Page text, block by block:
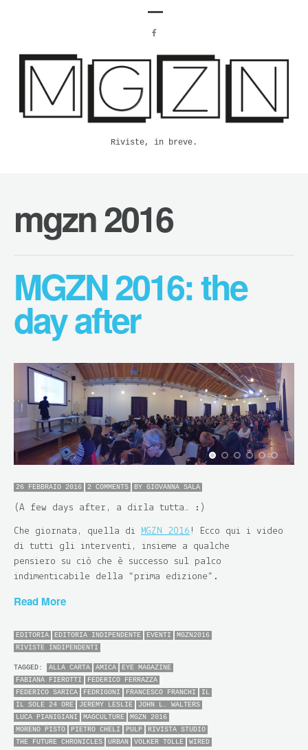
Riviste, in breve.
mgzn 2016
MGZN 2016: the
day after
26 FEBBRAIO 2016 2 COMMENTS BY GIOVANNA SALA
(A few days after, a dirla tutta… :)
Che giornata, quella di MGZN 2016 ! Ecco qui i video
di tutti gli interventi, insieme a qualche
pensiero su ciò che è successo sul palco
indimenticabile della “prima edizione”.
Read More
EDITORIA EDITORIA INDIPENDENTE EVENTI
MGZN2016
RIVISTE INDIPENDENTI
TAGGED: ALLA CARTA AMICA
EYE MAGAZINE
FABIANA FIEROTTI
FEDERICO FERRAZZA
FEDERICO SARICA
FEDRIGONI FRANCESCO FRANCHI
IL
IL SOLE 24 ORE
JEREMY LESLIE
JOHN L. WALTERS
LUCA PIANIGIANI
MAGCULTURE
MGZN 2016
MORENO PISTO
PIETRO CHELI PULP
RIVISTA STUDIO
THE FUTURE CHRONICLES
URBAN VOLKER TOLLE
WIRED